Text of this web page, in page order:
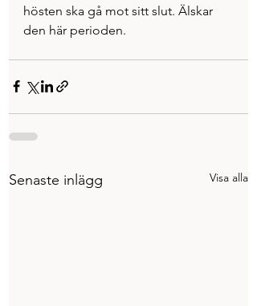
hösten ska gå mot sitt slut. Älskar
den här perioden.
Senaste inlägg Visa alla